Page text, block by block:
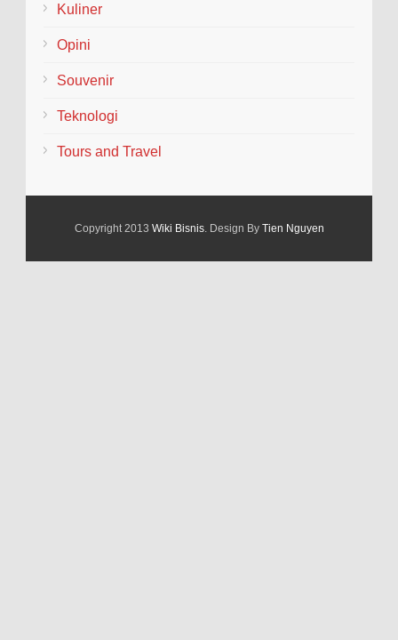
Kuliner
Opini
Souvenir
Teknologi
Tours and Travel
Copyright 2013 Wiki Bisnis. Design By Tien Nguyen